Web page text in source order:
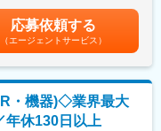
法人営業、研修部門、採
領域を支援するCSOと呼
ため営業を増員したい」
といったようなメーカー
しています。医療機器は
生しますが、同社では基
アサイン先を決定しま
します。日々の仕事の悩
して活躍をサポートしま
対象）・四半期一時金：
永続勤務報奨金（3年勤
ます。賃金はあくまでも
る可能性があります。月
応募依頼する
（エージェントサービス）
・機器)◇業界最大
年休130日以上